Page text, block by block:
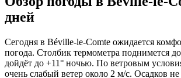
дней
Сегодня в Béville-le-Comte ожидается
погода. Столбик термометра поднимется
дойдёт до +11° ночью. По ветровым
очень слабый ветер около 2 м/с. Осадков